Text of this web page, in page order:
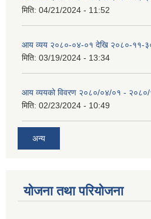
मिति: 04/21/2024 - 11:52
आय व्यय २०८०-०४-०१ देखि २०८०-११-
मिति: 03/19/2024 - 13:34
आय व्ययको विवरण २०८०/०४/०१ -
मिति: 02/23/2024 - 10:49
अन्य
योजना तथा परियोजना